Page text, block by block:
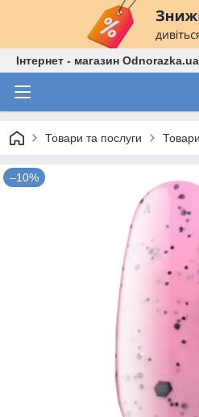
Інтернет - магазин Odnorazka.ua
Товари та послуги
–10%